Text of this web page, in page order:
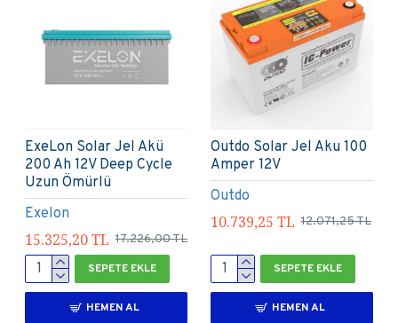
Outdo
Outdo Solar Jel Aku
150Ah 12V
15.093,00 TL
16.965,00 TL
SEPETE EKLE
HEMEN AL
Outdo
Outdo Solar Jel Akü 12v
200 Ah
19.446,75 TL 21.858,75 TL
SEPETE EKLE
HEMEN AL